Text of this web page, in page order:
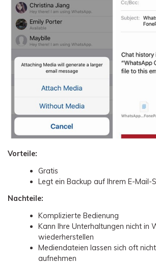
Vorteile:
Gratis
Legt ein Backup auf Ihrem E-Mail-
Nachteile:
Komplizierte Bedienung
Kann Ihre Unterhaltungen nicht in
wiederherstellen
Mediendateien lassen sich oft
aufnehmen